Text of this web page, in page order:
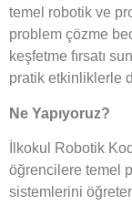
temel robotik ve
problem çözme
keşfetme fırsatı
pratik etkinliklerle
Ne Yapıyoruz?
İlkokul Robotik
öğrencilere temel
sistemlerini